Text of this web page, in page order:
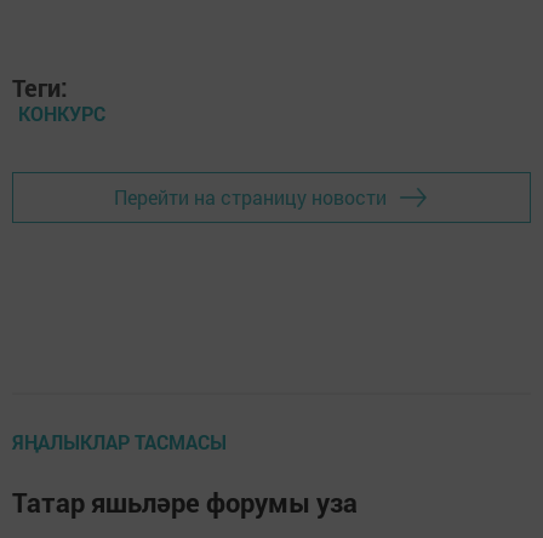
Теги:
КОНКУРС
Перейти на страницу новости
ЯҢАЛЫКЛАР ТАСМАСЫ
Татар яшьләре форумы уза